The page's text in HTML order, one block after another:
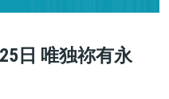
日 唯独祢有永